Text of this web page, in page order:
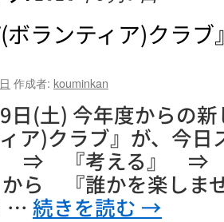
ボランティア)クラ
作成者: kouminkan
日(土) 今年度からの
ア)クラブ』が、今日
⇒ 『考える』 ⇒
ら 『誰かを楽しま
… 続きを読む →